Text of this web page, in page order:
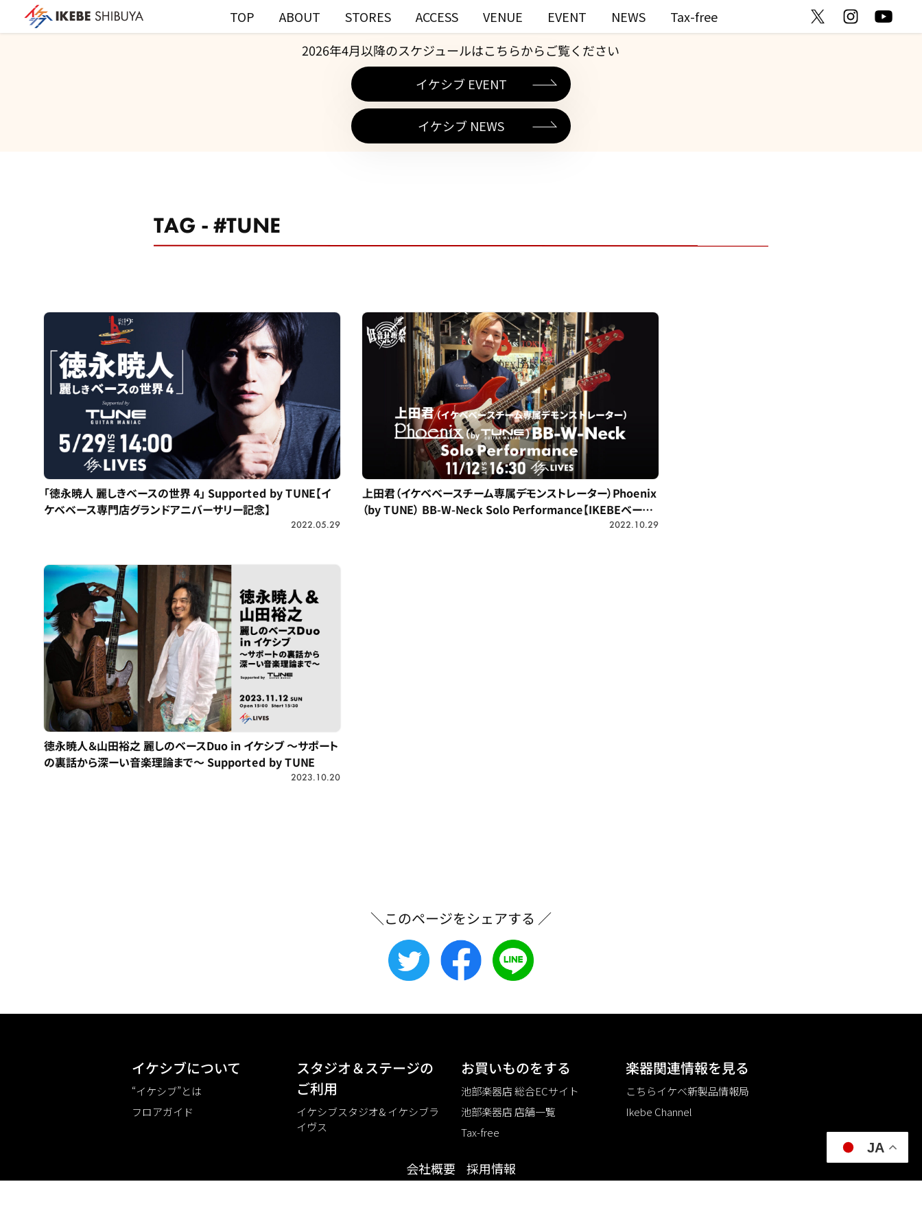
TOP ABOUT STORES ACCESS VENUE EVENT NEWS Tax-free
2026年4月以降のスケジュールはこちらからご覧ください
イケシブ EVENT
イケシブ NEWS
TAG - #TUNE
「徳永暁人 麗しきベースの世界 4」 Supported by TUNE【イ
ケベベース専門店グランドアニバーサリー記念】
2022.05.29
上田君（イケベベースチーム専属デモンストレーター）Phoenix
（by TUNE） BB-W-Neck Solo Performance【IKEBEベース
2022.10.29
徳永暁人＆山田裕之 麗しのベースDuo in イケシブ ～サポート
の裏話から深ーい音楽理論まで～ Supported by TUNE
2023.10.20
＼このページをシェアする ／
イケシブについて
“イケシブ”とは
フロアガイド
スタジオ＆ステージの
ご利⽤
イケシブスタジオ& イケシブラ
イヴス
お買いものをする
池部楽器店 総合ECサイト
池部楽器店 店舗一覧
Tax-free
楽器関連情報を見る
こちらイケベ新製品情報局
Ikebe Channel
会社概要 採用情報
JA